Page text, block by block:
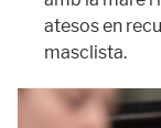
atesos en
masclista.